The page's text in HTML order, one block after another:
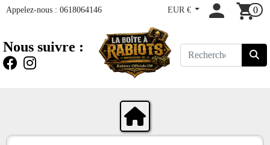
Appelez-nous : 0618064146 EUR € 0
Nous suivre :